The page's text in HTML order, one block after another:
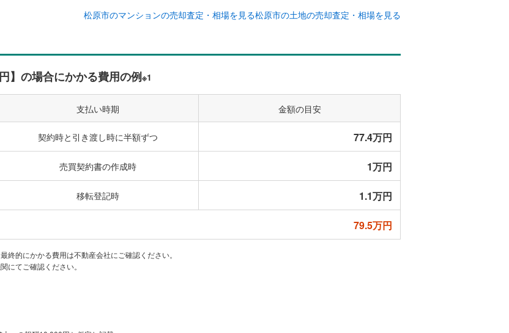
14分 50m2 50m2 築54年
2024年7月〜
20分 築51年
河内天美 6分 1,800m
2024年7月〜
河内天美 9分 40m 40m 築63年
2024年7月〜
9月
2024年7月〜
9月
布忍
松原市のマンションの売却査定・相場を見る松原市の土地の売却査定・相場を見る
】の場合にかかる費用の例※1
支払い時期 金額の目安
契約時と引き渡し時に半額ずつ 77.4万円
売買契約書の作成時 1万円
移転登記時 1.1万円
79.5万円
終的にかかる費用は不動産会社にご確認ください。
にてご確認ください。